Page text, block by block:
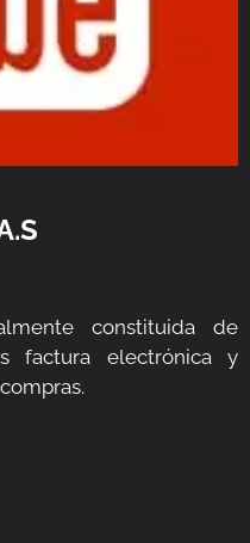
constituida de
factura electrónica y